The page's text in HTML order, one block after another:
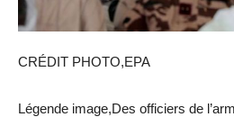
CRÉDIT PHOTO,EPA
Légende image,Des officiers de